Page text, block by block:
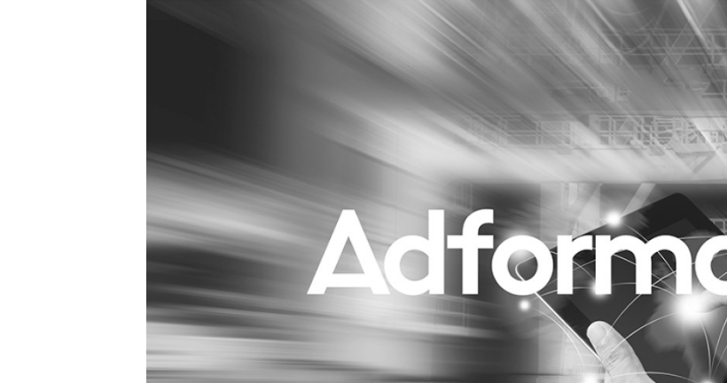
Influencer marketing
Interne communicatie
Purpose Marketing
Reputatie & crisis